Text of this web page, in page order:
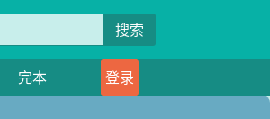
搜索
完本 登录